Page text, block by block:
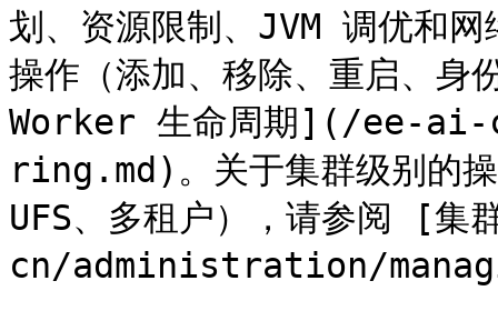
划、资源限制、JVM 调优和
操作（添加、移除、重启、
Worker 生命周期](/ee-
ring.md)。关于集群级别的
UFS、多租户），请参阅 [
cn/administration/